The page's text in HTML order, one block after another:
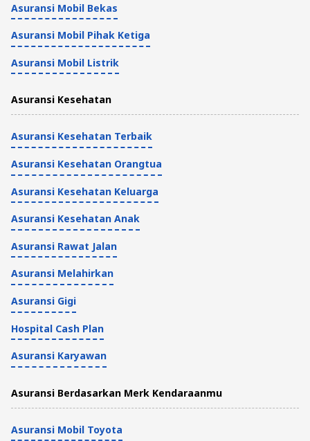
3 Menit
Contoh Surat Kronologis Kejadian dan
Cara Membuatnya
Asuransi Mobil
Asuransi Mobil Bekas
Asuransi Mobil Pihak Ketiga
Asuransi Mobil Listrik
Asuransi Kesehatan
Asuransi Kesehatan Terbaik
Asuransi Kesehatan Orangtua
Asuransi Kesehatan Keluarga
Asuransi Kesehatan Anak
Asuransi Rawat Jalan
Asuransi Melahirkan
Asuransi Gigi
Hospital Cash Plan
Asuransi Karyawan
Asuransi Berdasarkan Merk Kendaraanmu
Asuransi Mobil Toyota